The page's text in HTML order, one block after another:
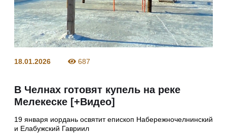
18.01.2026 687
В Челнах готовят купель на реке
Мелекеске [+Видео]
19 января иордань освятит епископ Набережночелнинский
и Елабужский Гавриил